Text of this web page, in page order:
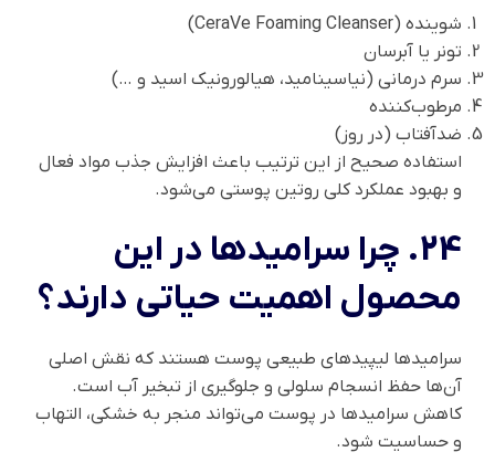
شوینده (CeraVe Foaming Cleanser)
تونر یا آبرسان
سرم درمانی (نیاسینامید، هیالورونیک اسید و …)
مرطوب‌کننده
ضدآفتاب (در روز)
استفاده صحیح از این ترتیب باعث افزایش جذب مواد فعال
و بهبود عملکرد کلی روتین پوستی می‌شود.
24. چرا سرامیدها در این
محصول اهمیت حیاتی دارند؟
سرامیدها لیپیدهای طبیعی پوست هستند که نقش اصلی
آن‌ها حفظ انسجام سلولی و جلوگیری از تبخیر آب است.
کاهش سرامیدها در پوست می‌تواند منجر به خشکی، التهاب
و حساسیت شود.